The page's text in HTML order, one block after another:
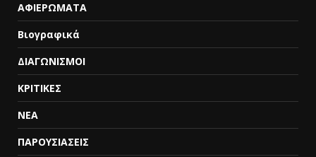
ΑΦΙΕΡΩΜΑΤΑ
Βιογραφικά
ΔΙΑΓΩΝΙΣΜΟΙ
ΚΡΙΤΙΚΕΣ
ΝΕΑ
ΠΑΡΟΥΣΙΑΣΕΙΣ